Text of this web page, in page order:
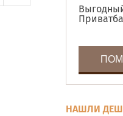
НАШЛИ